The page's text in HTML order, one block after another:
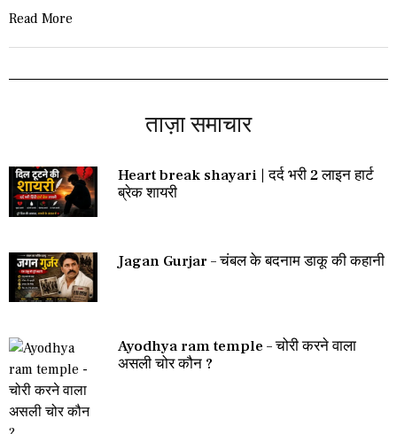
Read More
ताज़ा समाचार
Heart break shayari | दर्द भरी 2 लाइन हार्ट
ब्रेक शायरी
Jagan Gurjar – चंबल के बदनाम डाकू की कहानी
Ayodhya ram temple – चोरी करने वाला
असली चोर कौन ?